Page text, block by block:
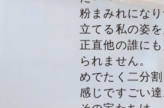
粉まみれにな
立てる私の姿
正直他の誰に
られません。
めでたく二分
感じですごい